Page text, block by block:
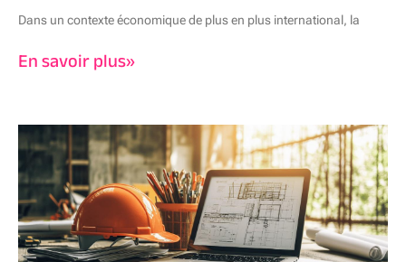
Dans un contexte économique de plus en plus international, la
En savoir plus»